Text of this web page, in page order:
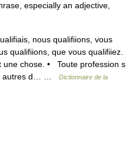
especially an adjective,
nous qualifiions, vous
qualifiions, que vous qualifiiez.
chose. • Toute profession s
autres d… …
Dictionnaire de la